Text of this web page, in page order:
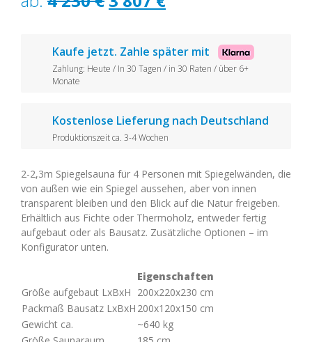
war:
4
ist:
3
Kaufe jetzt. Zahle später mit
Zahlung: Heute / In 30 Tagen / in 30 Raten / über 6+
Monate
Kostenlose Lieferung nach Deutschland
Produktionszeit ca. 3-4 Wochen
2-2,3m Spiegelsauna für 4 Personen mit Spiegelwänden, die
von außen wie ein Spiegel aussehen, aber von innen
transparent bleiben und den Blick auf die Natur freigeben.
Erhältlich aus Fichte oder Thermoholz, entweder fertig
aufgebaut oder als Bausatz. Zusätzliche Optionen – im
Konfigurator unten.
Eigenschaften
Größe aufgebaut LxBxH 200x220x230 cm
Packmaß Bausatz LxBxH 200х120х150 cm
Gewicht ca.
~640 kg